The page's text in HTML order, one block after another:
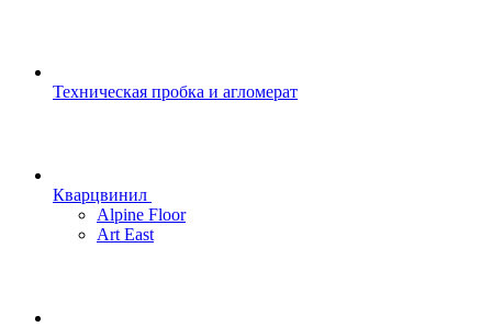
Техническая пробка и агломерат
Кварцвинил
Alpine Floor
Art East